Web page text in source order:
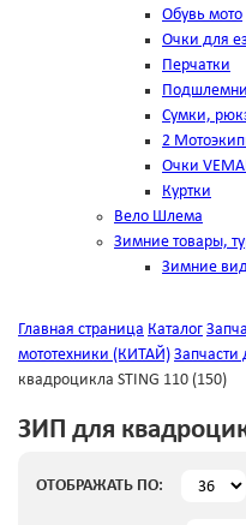
Обувь мото
Очки для
Перчатки
Сумки,
2
Очки
Куртки
Вело Шлема
Зимние товары,
Зимние
Главная страница Каталог
мототехники (КИТАЙ) Запчасти
квадроцикла STING 110 (150)
ЗИП для
ОТОБРАЖАТЬ ПО: